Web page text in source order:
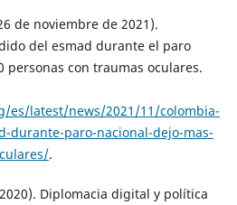
de noviembre de 2021).
del esmad durante el paro
personas con traumas oculares.
es/latest/news/2021/11/colombia-
durante-paro-nacional-dejo-mas-
.
Diplomacia digital y política